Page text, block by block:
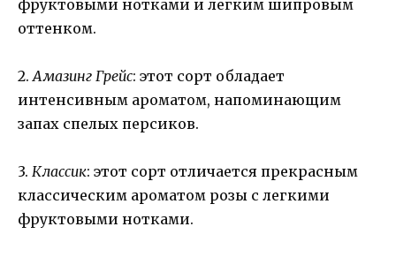
фруктовыми нотками и легким шипровым
оттенком.
2.Амазинг Грейс: этот сорт обладает
интенсивным ароматом, напоминающим
запах спелых персиков.
3. Классик: этот сорт отличается прекрасным
классическим ароматом розы с легкими
фруктовыми нотками.